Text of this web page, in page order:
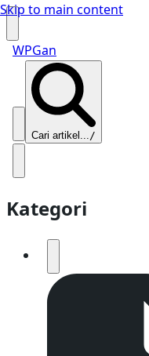
Skip to main content
WPGan
Cari artikel.../
Kategori